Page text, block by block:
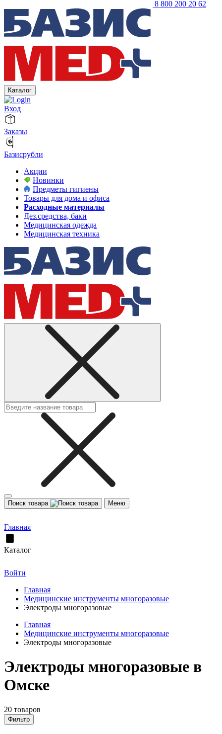
8 800 200 20 62
Каталог
Вход
Заказы
Базисрубли
Акции
Новинки
Предметы гигиены
Товары для дома и офиса
Расходные материалы
Дез.средства, баки
Медицинская одежда
Медицинская техника
Поиск товара Меню
Главная
Каталог
Войти
Главная
Медицинские инструменты многоразовые
Электроды многоразовые
Главная
Медицинские инструменты многоразовые
Электроды многоразовые
Электроды многоразовые в
Омске
20 товаров
Фильтр